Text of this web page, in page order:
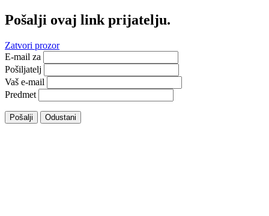
Pošalji ovaj link prijatelju.
Zatvori prozor
E-mail za
Pošiljatelj
Vaš e-mail
Predmet
Pošalji Odustani